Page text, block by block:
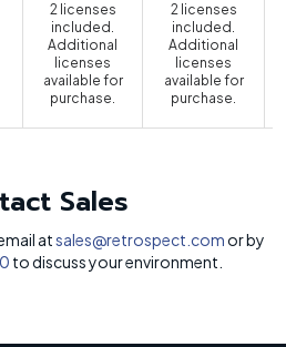
2 licenses
included.
Additional
licenses
available for
purchase.
2 licenses
included.
Additional
licenses
available for
purchase.
Sales
atsales@retrospect.com or by
to discuss your environment.